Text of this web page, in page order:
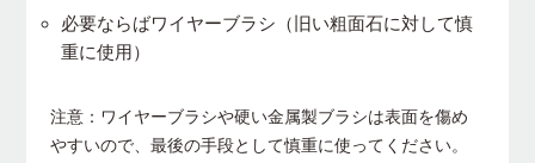
必要ならばワイヤーブラシ（旧い粗面石に対して慎
重に使用）
注意：ワイヤーブラシや硬い金属製ブラシは表面を傷め
やすいので、最後の手段として慎重に使ってください。